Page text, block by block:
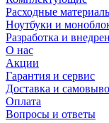
Расходные
Ноутбуки и
Разработка и
О нас
Акции
Гарантия и сервис
Доставка и
Оплата
Вопросы и ответы